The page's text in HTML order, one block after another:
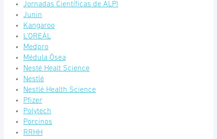
Jornadas Científicas de ALPI
Junin
Kangaroo
L’OREÁL
Medpro
Médula Ósea
Nesté Healt Science
Nestlé
Nestlé Health Science
Pfizer
Polytech
Porcinos
RRHH